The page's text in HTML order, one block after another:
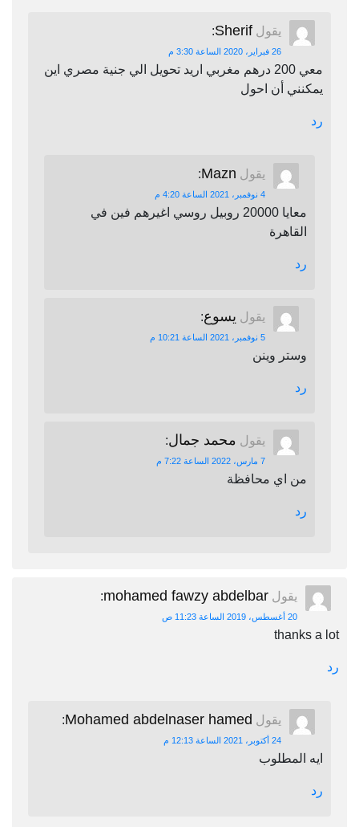
يقول Sherif
:
26 فبراير، 2020 الساعة 3:30 م
معي 200 درهم مغربي اريد تحويل الي جنية مصري اين
يمكنني أن احول
رد
يقول Mazn
:
4 نوفمبر، 2021 الساعة 4:20 م
معايا 20000 روبيل روسي اغيرهم فين في
القاهرة
رد
يقول يسوع:
5 نوفمبر، 2021 الساعة 10:21 م
وستر وينن
رد
يقول محمد جمال:
7 مارس، 2022 الساعة 7:22 م
من اي محافظة
رد
يقول mohamed fawzy abdelbar
:
20 أغسطس، 2019 الساعة 11:23 ص
thanks a lot
رد
يقول Mohamed abdelnaser hamed
:
24 أكتوبر، 2021 الساعة 12:13 م
ايه المطلوب
رد